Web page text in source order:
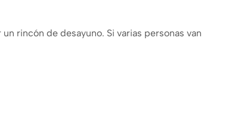
rincón de desayuno. Si varias personas van